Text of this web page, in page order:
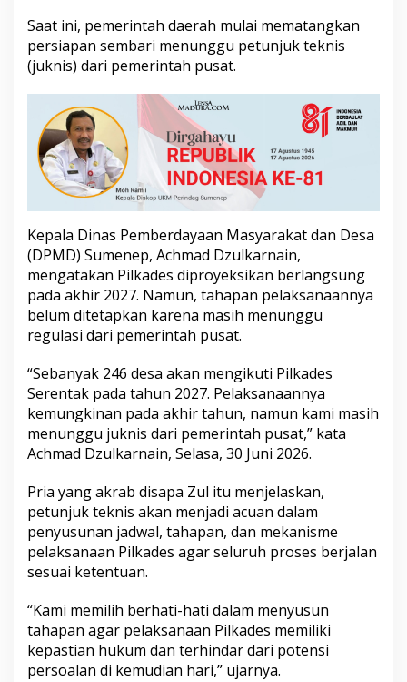
2
0
2
7
a
n
4
6
D
e
s
a
Saat ini, pemerintah daerah mulai mematangkan
persiapan sembari menunggu petunjuk teknis
(juknis) dari pemerintah pusat.
Kepala Dinas Pemberdayaan Masyarakat dan Desa
(DPMD) Sumenep, Achmad Dzulkarnain,
mengatakan Pilkades diproyeksikan berlangsung
pada akhir 2027. Namun, tahapan pelaksanaannya
belum ditetapkan karena masih menunggu
regulasi dari pemerintah pusat.
“Sebanyak 246 desa akan mengikuti Pilkades
Serentak pada tahun 2027. Pelaksanaannya
kemungkinan pada akhir tahun, namun kami masih
menunggu juknis dari pemerintah pusat,” kata
Achmad Dzulkarnain, Selasa, 30 Juni 2026.
Pria yang akrab disapa Zul itu menjelaskan,
petunjuk teknis akan menjadi acuan dalam
penyusunan jadwal, tahapan, dan mekanisme
pelaksanaan Pilkades agar seluruh proses berjalan
sesuai ketentuan.
“Kami memilih berhati-hati dalam menyusun
tahapan agar pelaksanaan Pilkades memiliki
kepastian hukum dan terhindar dari potensi
persoalan di kemudian hari,” ujarnya.